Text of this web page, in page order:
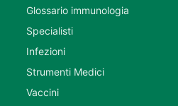
Glossario immunologia
Specialisti
Infezioni
Strumenti Medici
Vaccini